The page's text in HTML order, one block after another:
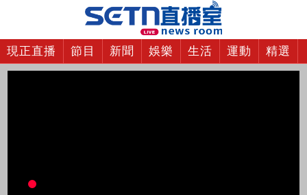
現正直播 節目 新聞 娛樂 生活 運動 精選